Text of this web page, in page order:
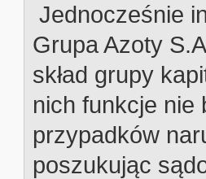
Jednocześnie
Grupa Azoty
skład grupy
nich funkcje nie
przypadków
poszukując